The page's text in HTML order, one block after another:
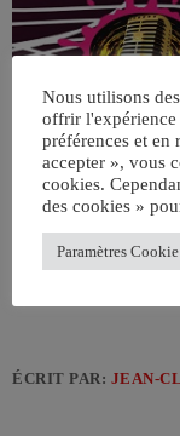
ÉCRIT PAR: JEAN-
Nous utilisons
offrir l'expérience
préférences et en
accepter », vous
cookies.
des cookies »
Paramètres Cookie